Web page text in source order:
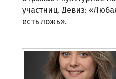
участниц. Девиз:
есть ложь».